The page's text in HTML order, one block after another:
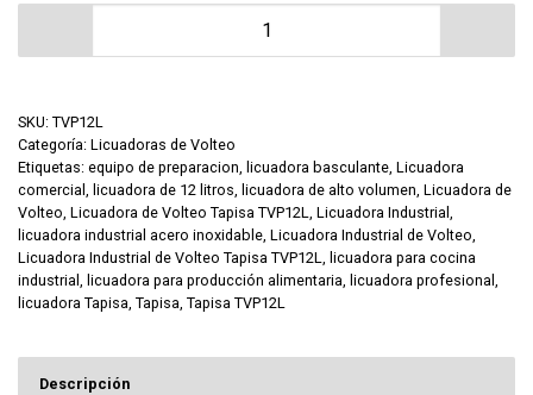
Licuadora de Volteo Tapisa TVP12L 12 Litros Acero
SKU: TVP12L
Categoría: Licuadoras de Volteo
Etiquetas: equipo de preparacion, licuadora basculante, Licuadora
comercial , licuadora de 12 litros, licuadora de alto volumen, Licuadora de
Volteo, Licuadora de Volteo Tapisa TVP12L, Licuadora Industrial ,
licuadora industrial acero inoxidable, Licuadora Industrial de Volteo,
Licuadora Industrial de Volteo Tapisa TVP12L, licuadora para cocina
industrial , licuadora para producción alimentaria, licuadora profesional ,
licuadora Tapisa, Tapisa, Tapisa TVP12L
Descripción